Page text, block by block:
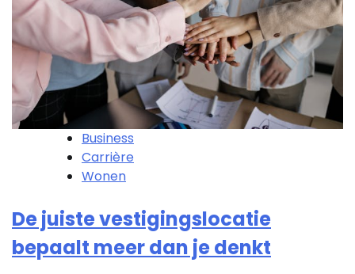
Business
Carrière
Wonen
De juiste vestigingslocatie
bepaalt meer dan je denkt